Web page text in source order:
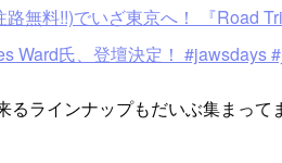
無料!!)でいざ東京へ！ 『Road
Ward氏、登壇決定！ #jawsdays
ラインナップもだいぶ集まっ